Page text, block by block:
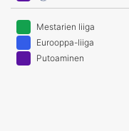
Mestarien liiga
Eurooppa-liiga
Putoaminen